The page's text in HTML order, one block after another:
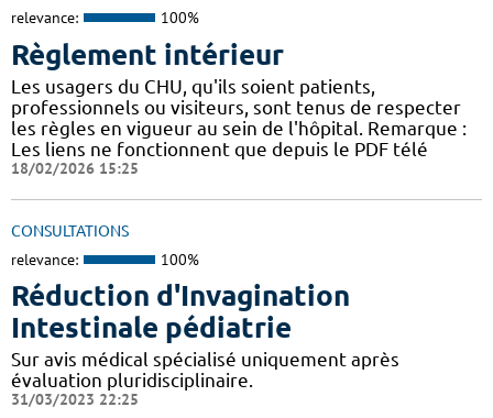
relevance: 100%
Règlement intérieur
Les usagers du CHU, qu'ils soient patients,
professionnels ou visiteurs, sont tenus de respecter
les règles en vigueur au sein de l'hôpital. Remarque :
Les liens ne fonctionnent que depuis le PDF télé
18/02/2026 15:25
CONSULTATIONS
relevance: 100%
Réduction d'Invagination
Intestinale pédiatrie
Sur avis médical spécialisé uniquement après
évaluation pluridisciplinaire.
31/03/2023 22:25